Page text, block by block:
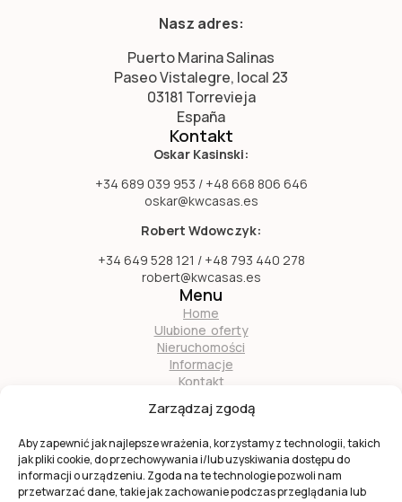
Zarządzaj zgodą
Aby zapewnić jak najlepsze wrażenia, korzystamy z technologii, takich
jak pliki cookie, do przechowywania i/lub uzyskiwania dostępu do
informacji o urządzeniu. Zgoda na te technologie pozwoli nam
przetwarzać dane, takie jak zachowanie podczas przeglądania lub
Nasz adres:
Puerto Marina Salinas
Paseo Vistalegre, local 23
03181 Torrevieja
España
Kontakt
Oskar Kasinski:
+34 689 039 953 / +48 668 806 646
oskar@kwcasas.es
Robert Wdowczyk:
+34 649 528 121 / +48 793 440 278
robert@kwcasas.es
Menu
Home
Ulubione oferty
Nieruchomości
Informacje
Kontakt
Zostań naszym partnerem